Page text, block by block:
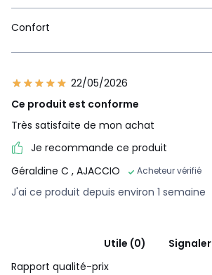
Confort
22/05/2026
Ce produit est conforme
Très satisfaite de mon achat
Je recommande ce produit
Géraldine C , AJACCIO Acheteur vérifié
J'ai ce produit depuis environ 1 semaine
Utile (0)
Signaler
Rapport qualité-prix